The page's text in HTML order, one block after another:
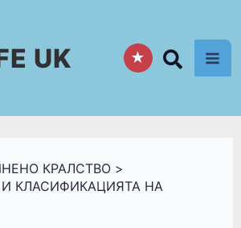
UK ★
КРАЛСТВО
И КЛАСИФИКАЦИЯТА НА